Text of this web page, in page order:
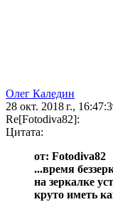
Олег Каледин
28 окт. 2018 г.,
Re[Fotodiva82]:
Цитата:
от: Fotodiva82
...время
на зеркалке
круто иметь